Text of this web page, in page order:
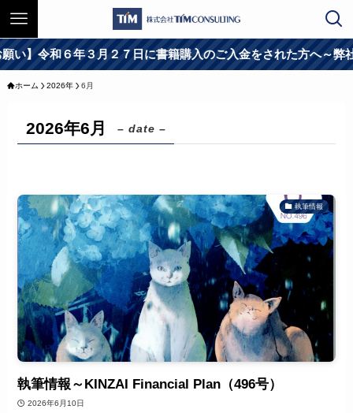
】令和６年３月２７日に書籍購入のご入金をされた方へ～弊社
ホーム 2026年 6月
2026年6月 – date –
執筆情報
執筆情報～KINZAI Financial Plan（496号）
2026年6月10日